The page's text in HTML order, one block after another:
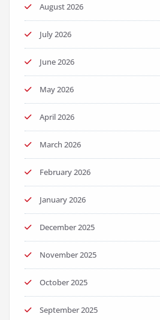
August 2026
July 2026
June 2026
May 2026
April 2026
March 2026
February 2026
January 2026
December 2025
November 2025
October 2025
September 2025